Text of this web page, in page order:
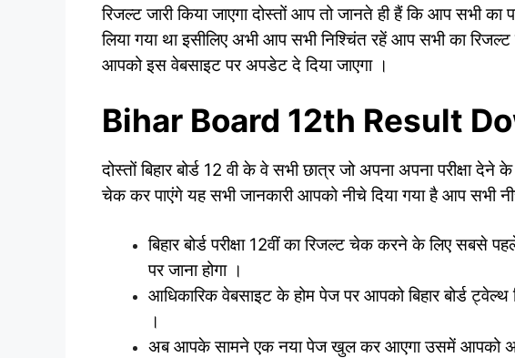
रिजल्ट जारी किया जाएगा दोस्तों आप तो जानते ही हैं कि आप सभी का
लिया गया था इसीलिए अभी आप सभी निश्चिंत रहें आप सभी का रिजल्ट
आपको इस वेबसाइट पर अपडेट दे दिया जाएगा ।
Bihar Board 12th Result
दोस्तों बिहार बोर्ड 12 वी के वे सभी छात्र जो अपना अपना परीक्षा
चेक कर पाएंगे यह सभी जानकारी आपको नीचे दिया गया है आप सभी
बिहार बोर्ड परीक्षा 12वीं का रिजल्ट चेक करने के लिए सबसे
पर जाना होगा ।
आधिकारिक वेबसाइट के होम पेज पर आपको बिहार बोर्ड
।
अब आपके सामने एक नया पेज खुल कर आएगा उसमें आपको